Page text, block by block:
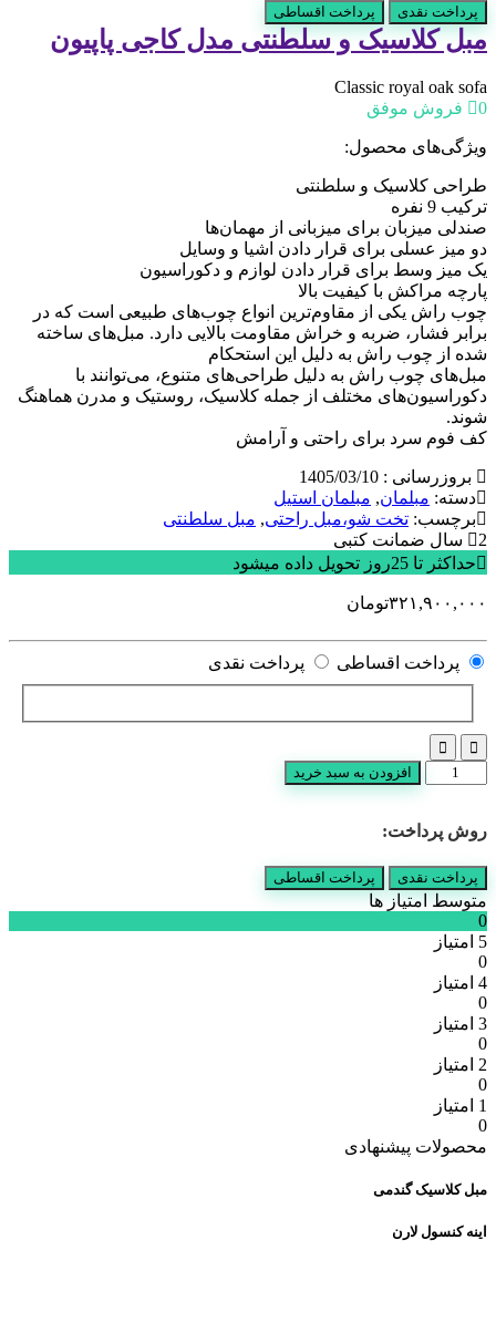
کاجی
پاپیون
عدد
پرداخت نقدی پرداخت اقساطی
مبل کلاسیک و سلطنتی مدل کاجی پاپیون
Classic royal oak sofa
0 فروش موفق
ویژگی‌های محصول:
طراحی کلاسیک و سلطنتی
ترکیب 9 نفره
صندلی میزبان برای میزبانی از مهمان‌ها
دو میز عسلی برای قرار دادن اشیا و وسایل
یک میز وسط برای قرار دادن لوازم و دکوراسیون
پارچه مراکش با کیفیت بالا
چوب راش یکی از مقاوم‌ترین انواع چوب‌های طبیعی است که در
برابر فشار، ضربه و خراش مقاومت بالایی دارد. مبل‌های ساخته
شده از چوب راش به دلیل این استحکام
مبل‌های چوب راش به دلیل طراحی‌های متنوع، می‌توانند با
دکوراسیون‌های مختلف از جمله کلاسیک، روستیک و مدرن هماهنگ
شوند.
کف فوم سرد برای راحتی و آرامش
بروزرسانی : 1405/03/10
دسته: مبلمان, مبلمان استیل
برچسب: تخت شو،مبل راحتی, مبل سلطنتی
2 سال ضمانت کتبی
حداکثر تا 25روز تحویل داده میشود
۳۲۱,۹۰۰,۰۰۰تومان
پرداخت اقساطی پرداخت نقدی
سلطنتی
کاجی
پاپیون
عدد
افزودن به سبد خرید
روش پرداخت:
پرداخت نقدی پرداخت اقساطی
متوسط امتیاز ها
0
5 امتیاز
0
4 امتیاز
0
3 امتیاز
0
2 امتیاز
0
1 امتیاز
0
محصولات پیشنهادی
مبل کلاسیک گندمی
اینه کنسول لارن